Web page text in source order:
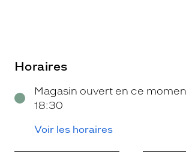
Horaires
Magasin ouvert en ce
18:30
Voir les horaires